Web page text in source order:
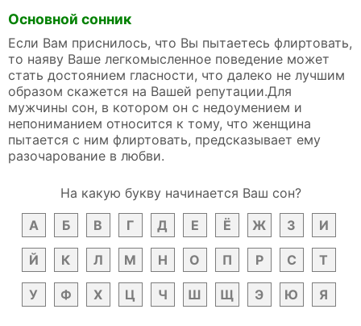
Основной сонник
Если Вам приснилось, что Вы пытаетесь флиртовать,
то наяву Ваше легкомысленное поведение может
стать достоянием гласности, что далеко не лучшим
образом скажется на Вашей репутации.Для
мужчины сон, в котором он с недоумением и
непониманием относится к тому, что женщина
пытается с ним флиртовать, предсказывает ему
разочарование в любви.
На какую букву начинается Ваш сон?
А
Б В Г Д Е Ё Ж З И
Й К Л М Н О П Р С Т
У Ф Х Ц Ч Ш Щ Э Ю Я